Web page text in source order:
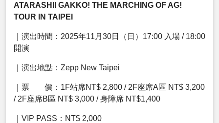
ATARASHII GAKKO! THE MARCHING OF AG!
TOUR IN TAIPEI
｜演出時間：2025年11月30日（日）17:00 入場 / 18:00
開演
｜演出地點：Zepp New Taipei
｜票 價：1F站席NT$ 2,800 / 2F座席A區 NT$ 3,200
/ 2F座席B區 NT$ 3,000 / 身障席 NT$1,400
｜VIP PASS：NT$ 2,000